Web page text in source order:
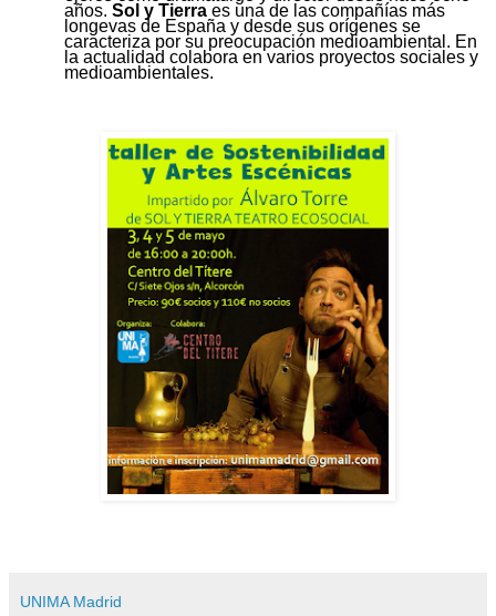
años. Sol y Tierra es una de las compañías más
longevas de España y desde sus orígenes se
caracteriza por su preocupación medioambiental. En
la actualidad colabora en varios proyectos sociales y
medioambientales.
UNIMA Madrid